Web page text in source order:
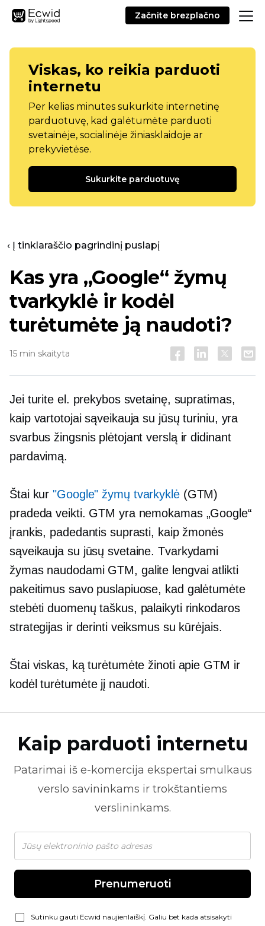
Začnite brezplačno
Viskas, ko reikia parduoti
internetu
Per kelias minutes sukurkite internetinę
parduotuvę, kad galėtumėte parduoti
svetainėje, socialinėje žiniasklaidoje ar
prekyvietėse.
Sukurkite parduotuvę
‹ Į tinklaraščio pagrindinį puslapį
Kas yra „Google“ žymų
tvarkyklė ir kodėl
turėtumėte ją naudoti?
15 min skaityta
Jei turite el. prekybos svetainę, supratimas,
kaip vartotojai sąveikauja su jūsų turiniu, yra
svarbus žingsnis plėtojant verslą ir didinant
pardavimą.
Štai kur"Google" žymų tvarkyklė(GTM)
pradeda veikti. GTM yra nemokamas „Google“
įrankis, padedantis suprasti, kaip žmonės
sąveikauja su jūsų svetaine. Tvarkydami
žymas naudodami GTM, galite lengvai atlikti
pakeitimus savo puslapiuose, kad galėtumėte
stebėti duomenų taškus, palaikyti rinkodaros
strategijas ir derinti veiksmus su kūrėjais.
Štai viskas, ką turėtumėte žinoti apie GTM ir
kodėl turėtumėte jį naudoti.
Kaip parduoti internetu
Patarimai iš e-komercija ekspertai smulkaus
verslo savininkams ir trokštantiems
verslininkams.
Prenumeruoti
Sutinku gauti Ecwid naujienlaiškį. Galiu bet kada atsisakyti